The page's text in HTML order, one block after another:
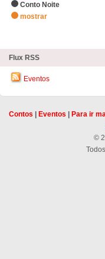
Conto Noite
mostrar
Flux RSS
Eventos
Contos Eventos Para ir
©